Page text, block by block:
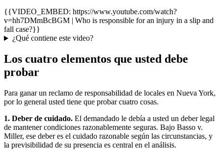
{{VIDEO_EMBED: https://www.youtube.com/watch?
v=hh7DMmBcBGM | Who is responsible for an injury in a slip and
fall case?}}
¿Qué contiene este video?
Los cuatro elementos que usted debe
probar
Para ganar un reclamo de responsabilidad de locales en Nueva York,
por lo general usted tiene que probar cuatro cosas.
1. Deber de cuidado. El demandado le debía a usted un deber legal
de mantener condiciones razonablemente seguras. Bajo Basso v.
Miller, ese deber es el cuidado razonable según las circunstancias, y
la previsibilidad de su presencia es central en el análisis.